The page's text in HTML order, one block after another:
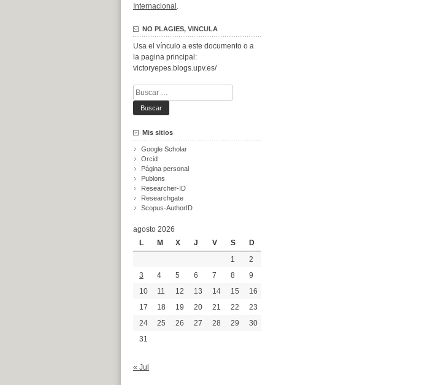
Internacional .
NO PLAGIES, VINCULA
Usa el vínculo a este documento o a
la pagina principal:
victoryepes.blogs.upv.es/
Buscar:
Mis sitios
Google Scholar
Orcid
Página personal
Publons
Researcher-ID
Researchgate
Scopus-AuthorID
agosto 2026
L
M X J V S
D
1
2
3
4 5 6 7 8
9
10
11 12 13 14 15
16
17
18 19 20 21 22
23
24
25 26 27 28 29
30
31
« Jul